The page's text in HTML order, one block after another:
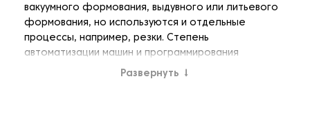
вакуумного формования, выдувного или литьевого
формования, но используются и отдельные
процессы, например, резки. Степень
автоматизации машин и программирования
процессов зависит от сложности процессов и
Развернуть ↓